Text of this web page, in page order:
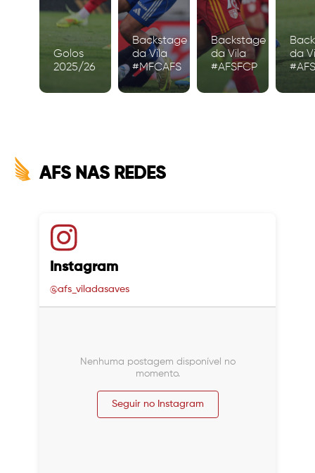
Golos
2025/26
Backstage
da Vila
#MFCAFS
Backstage
da Vila
#AFSFCP
da
AFS NAS REDES
Instagram
@afs_viladasaves
Nenhuma postagem disponível no
momento.
Seguir no Instagram